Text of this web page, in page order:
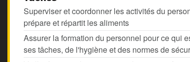
Superviser et coordonner les activités du
prépare et répartit les aliments
Assurer la formation du personnel pour ce qui
ses tâches, de l'hygiène et des normes de